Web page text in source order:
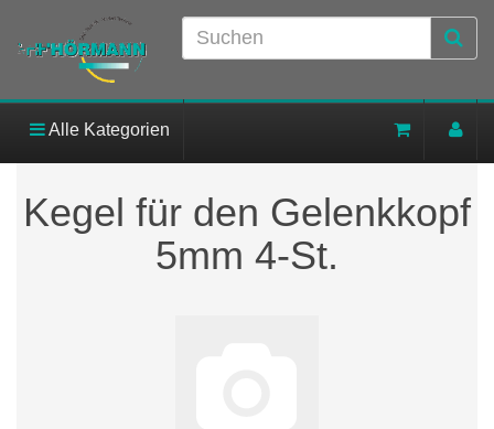
Alle Kategorien
Kegel für den Gelenkkopf
5mm 4-St.